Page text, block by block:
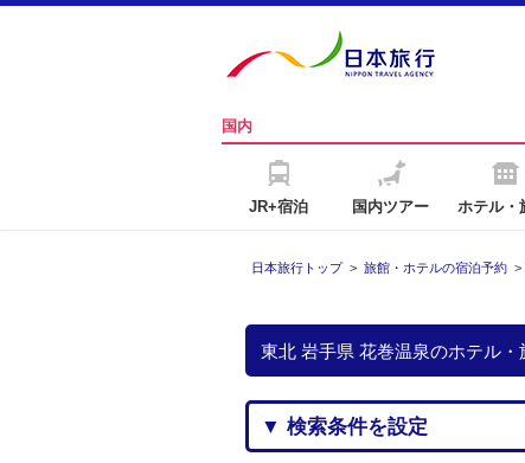
国内
JR+宿泊 国内ツアー ホテル・
日本旅行トップ > 旅館・ホテルの宿泊予約 >
東北 岩手県 花巻温泉のホテル
▼ 検索条件を設定